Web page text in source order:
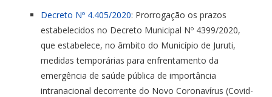
Decreto Nº 4.405/2020: Prorrogação os prazos
estabelecidos no Decreto Municipal Nº 4399/2020,
que estabelece, no âmbito do Município de Juruti,
medidas temporárias para enfrentamento da
emergência de saúde pública de importância
intranacional decorrente do Novo Coronavírus (Covid-